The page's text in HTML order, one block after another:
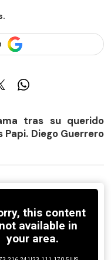
tras su querido
Papi. Diego Guerrero